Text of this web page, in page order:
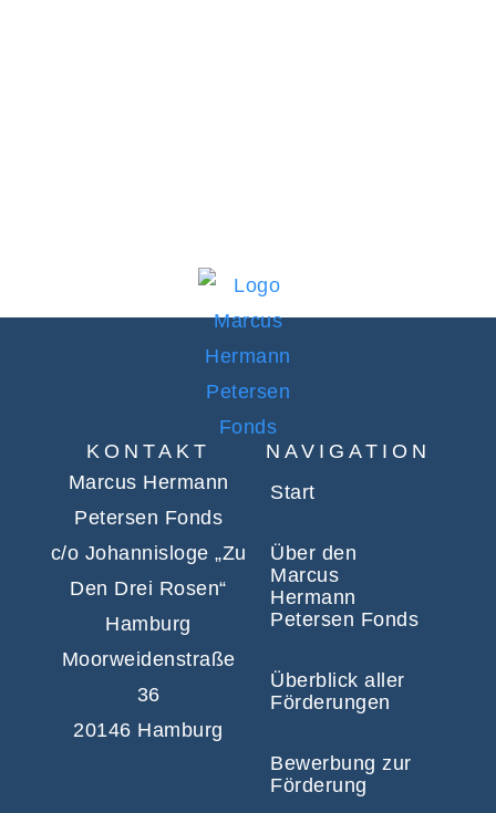
KONTAKT
Marcus Hermann
Petersen Fonds
c/o Johannisloge „Zu
Den Drei Rosen“
Hamburg
Moorweidenstraße
36
20146 Hamburg
NAVIGATION
Start
Über den
Marcus
Hermann
Petersen Fonds
Überblick aller
Förderungen
Bewerbung zur
Förderung